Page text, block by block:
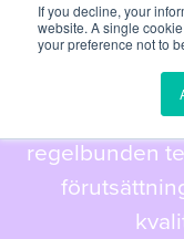
If you decline, your
website. A single
your preference not to
En
regelbunden